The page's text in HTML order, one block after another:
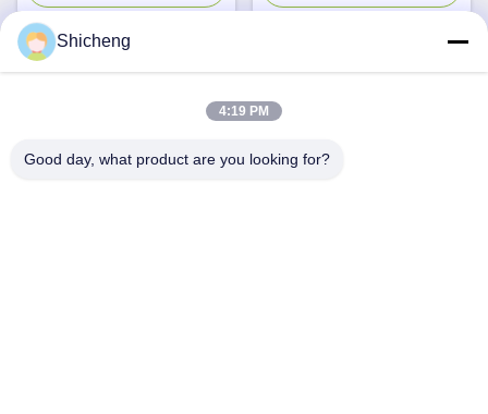
クイックコンタクト
アドレス
Shicheng
4:19 PM
Good day, what product are you looking for?